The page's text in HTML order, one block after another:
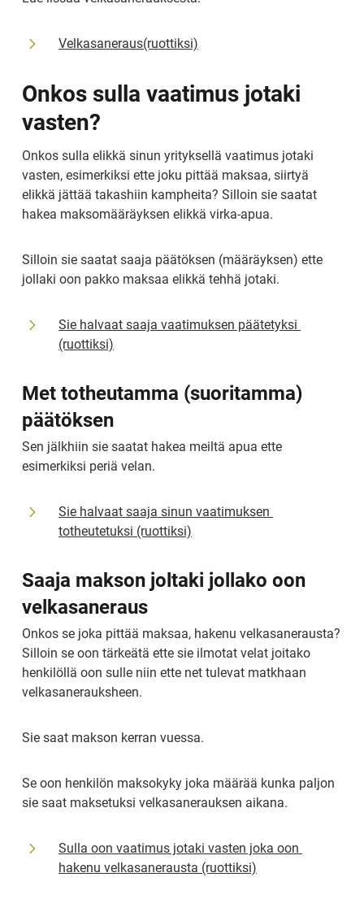
Velkasaneraus(ruottiksi)
Onkos sulla vaatimus jotaki
vasten?
Onkos sulla elikkä sinun yrityksellä vaatimus jotaki
vasten, esimerkiksi ette joku pittää maksaa, siirtyä
elikkä jättää takashiin kampheita? Silloin sie saatat
hakea maksomääräyksen elikkä virka-apua.
Silloin sie saatat saaja päätöksen (määräyksen) ette
jollaki oon pakko maksaa elikkä tehhä jotaki.
Sie halvaat saaja vaatimuksen päätetyksi
(ruottiksi)
Met totheutamma (suoritamma)
päätöksen
Sen jälkhiin sie saatat hakea meiltä apua ette
esimerkiksi periä velan.
Sie halvaat saaja sinun vaatimuksen
totheutetuksi (ruottiksi)
Saaja makson joltaki jollako oon
velkasaneraus
Onkos se joka pittää maksaa, hakenu velkasanerausta?
Silloin se oon tärkeätä ette sie ilmotat velat joitako
henkilöllä oon sulle niin ette net tulevat matkhaan
velkasanerauksheen.
Sie saat makson kerran vuessa.
Se oon henkilön maksokyky joka määrää kunka paljon
sie saat maksetuksi velkasanerauksen aikana.
Sulla oon vaatimus jotaki vasten joka oon
hakenu velkasanerausta (ruottiksi)